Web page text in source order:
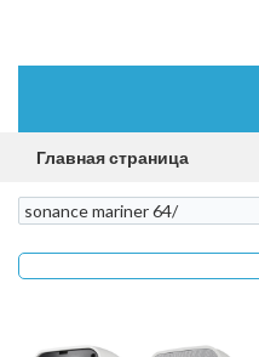
Главная страница